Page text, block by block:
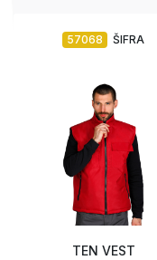
ŠIFRA
57068
TEN VEST